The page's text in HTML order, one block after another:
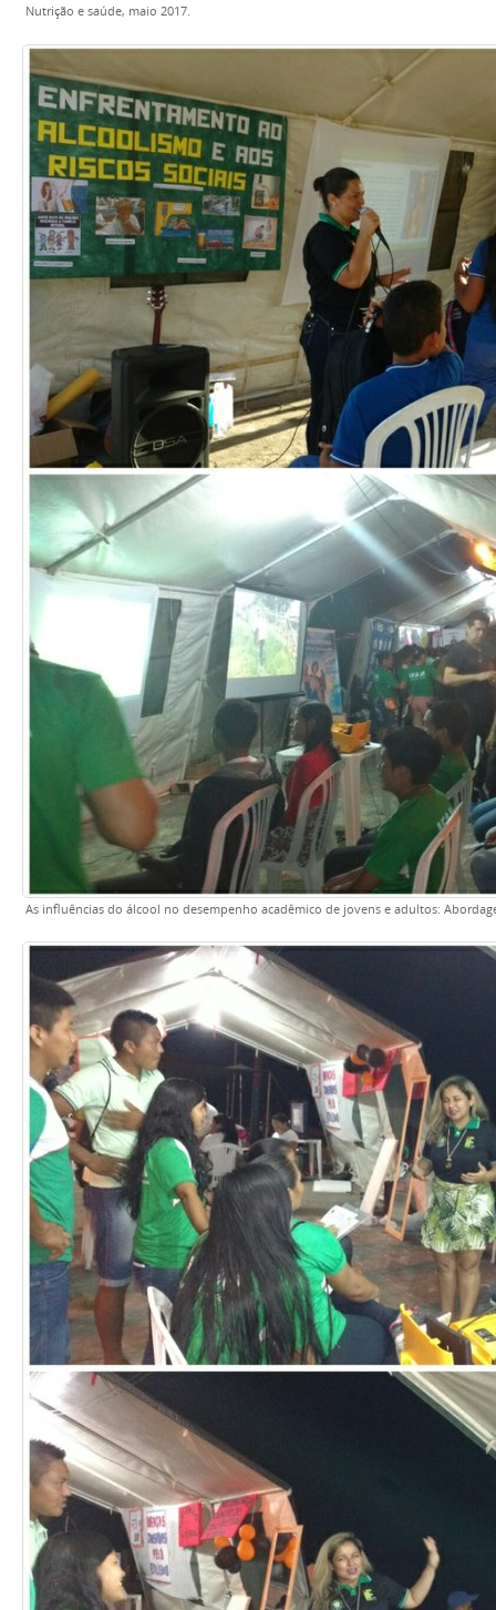
Nutrição e saúde, maio 2017.
As influências do álcool no desempenho acadêmico de jovens e adultos: